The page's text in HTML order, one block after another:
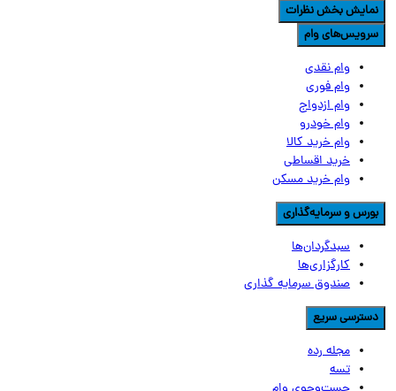
بخش نظرات
وام
وام نقدی
وام فوری
وام ازدواج
وام خودرو
وام خرید کالا
خرید اقساطی
وام خرید مسکن
و سرمایه‌گذاری
سبدگردان‌ها
کارگزاری‌ها
صندوق سرمایه گذاری
سریع
مجله رده
تسه